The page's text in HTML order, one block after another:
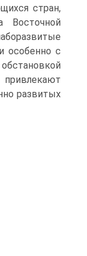
стран,
Восточной
особенно с
развитых